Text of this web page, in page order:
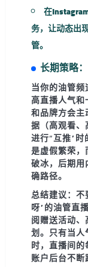
在
务，让动态出
管。
长期策略
当你的油管
高直播人气和
和品牌方会
据（高观看
进行“互推”时
是虚假繁荣
破冰，后期
确路径。
总结建议： 不
呀”的油管直
阅赠送活动
划。只有当人
时，直播间
账户后台不断